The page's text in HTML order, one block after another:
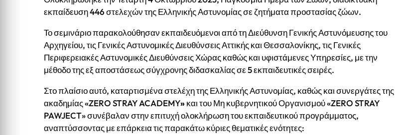
εκπαίδευση 446 στελεχών της Ελληνικής Αστυνομίας σε ζητήματα προστασίας ζώων.
Το σεμινάριο παρακολούθησαν εκπαιδευόμενοι από τη Διεύθυνση Γενικής Αστυνόμευσης του
Αρχηγείου, τις Γενικές Αστυνομικές Διευθύνσεις Αττικής και Θεσσαλονίκης, τις Γενικές
Περιφερειακές Αστυνομικές Διευθύνσεις Χώρας καθώς και υφιστάμενες Υπηρεσίες, με την
μέθοδο της εξ αποστάσεως σύγχρονης διδασκαλίας σε 5 εκπαιδευτικές σειρές.
Στο πλαίσιο αυτό, καταρτισμένα στελέχη της Ελληνικής Αστυνομίας, καθώς και συνεργάτες της
ακαδημίας «ZERO STRAY ACADEMY»και του Μη κυβερνητικού Οργανισμού «ZERO STRAY
PAWJECT» συνέβαλαν στην επιτυχή ολοκλήρωση του εκπαιδευτικού προγράμματος,
αναπτύσσοντας με επάρκεια τις παρακάτω κύριες θεματικές ενότητες: